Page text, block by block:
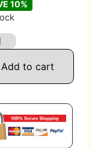
10%
Add to cart